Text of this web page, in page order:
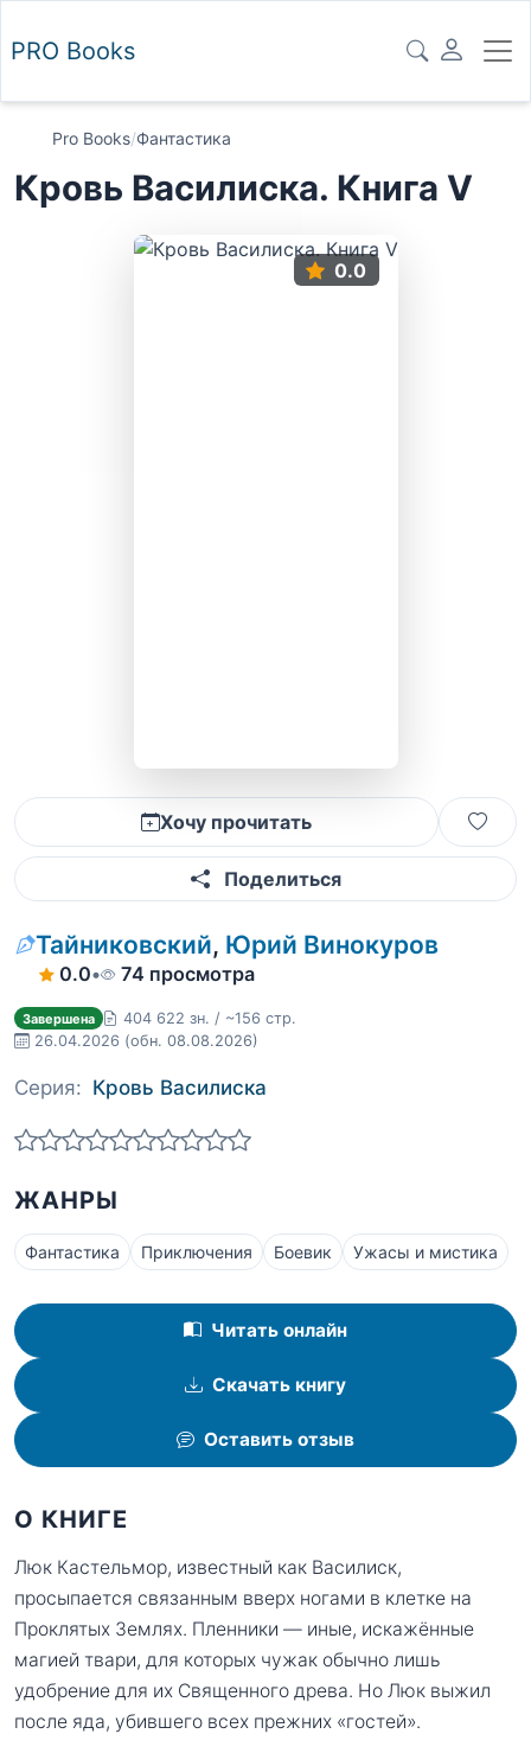
PRO Books
Pro Books/Фантастика
Кровь Василиска. Книга V
0.0
Хочу прочитать
Поделиться
Тайниковский, Юрий Винокуров
0.0• 74 просмотра
Завершена
404 622 зн. / ~156 стр.
26.04.2026 (обн. 08.08.2026)
Серия: Кровь Василиска
ЖАНРЫ
Фантастика Приключения Боевик Ужасы и мистика
Читать онлайн
Скачать книгу
Оставить отзыв
О КНИГЕ
Люк Кастельмор, известный как Василиск,
просыпается связанным вверх ногами в клетке на
Проклятых Землях. Пленники — иные, искажённые
магией твари, для которых чужак обычно лишь
удобрение для их Священного древа. Но Люк выжил
после яда, убившего всех прежних «гостей».